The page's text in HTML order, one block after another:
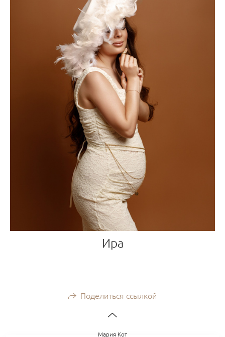
Ира
Поделиться ссылкой
Мария Кот